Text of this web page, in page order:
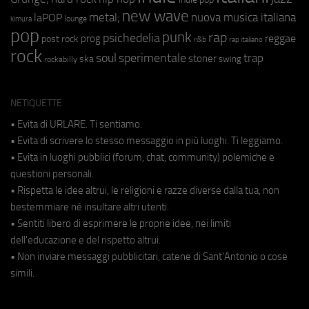
kimura laPOP lounge metal; new wave nuova musica italiana
pop post rock prog psichedeliapunk r&b rap rap italiano reggae
rock rockabilly ska soul sperimentale stoner swing trap
NETIQUETTE
• Evita di URLARE. Ti sentiamo.
• Evita di scrivere lo stesso messaggio in più luoghi. Ti leggiamo.
• Evita in luoghi pubblici (forum, chat, community) polemiche e
questioni personali.
• Rispetta le idee altrui, le religioni e razze diverse dalla tua, non
bestemmiare né insultare altri utenti.
• Sentiti libero di esprimere le proprie idee, nei limiti
dell'educazione e del rispetto altrui.
• Non inviare messaggi pubblicitari, catene di Sant'Antonio o cose
simili.